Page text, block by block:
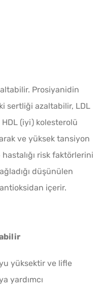
Prosiyanidin
sertliği azaltabilir, LDL
(iyi) kolesterolü
ve yüksek tansiyon
risk faktörlerini
düşünülen
içerir.
yüksektir ve lifle
yardımcı